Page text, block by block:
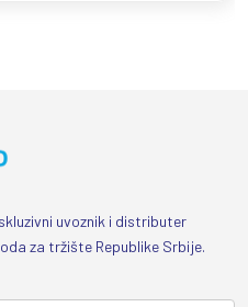
uvoznik i distributer
za tržište Republike Srbije.